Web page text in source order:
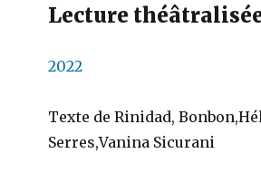
Lecture
2022
Texte de Rinidad,
Serres,Vanina Sicurani